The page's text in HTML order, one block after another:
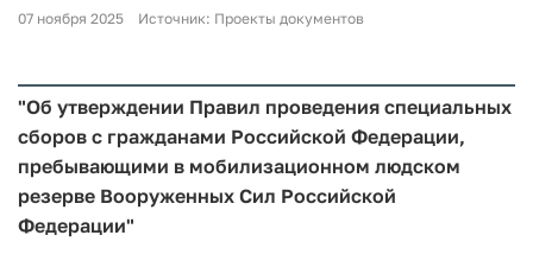
07 ноября 2025 Источник: Проекты документов
"Об утверждении Правил проведения специальных
сборов с гражданами Российской Федерации,
пребывающими в мобилизационном людском
резерве Вооруженных Сил Российской
Федерации"